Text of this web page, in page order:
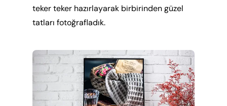
teker teker hazırlayarak birbirinden güzel
tatları fotoğrafladık.